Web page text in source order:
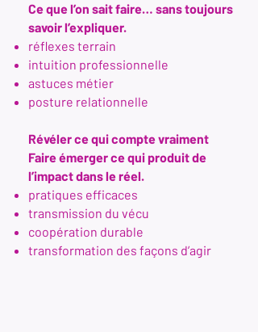
​Ce que l’on sait faire… sans toujours
savoir l’expliquer.
réflexes terrain
intuition professionnelle
astuces métier
posture relationnelle
Révéler ce qui compte vraiment
​Faire émerger ce qui produit de
l’impact dans le réel.
pratiques efficaces
transmission du vécu
coopération durable
transformation des façons d’agir